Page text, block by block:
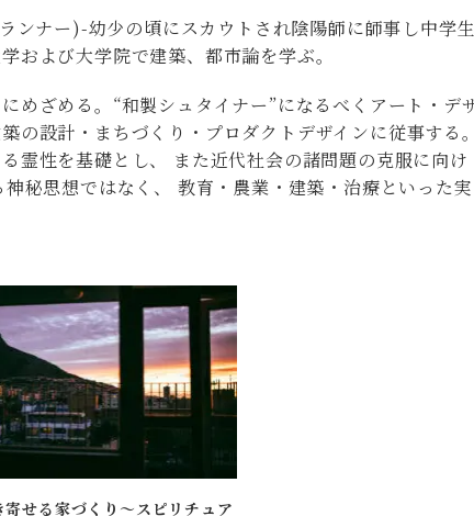
ンナー)-幼少の頃にスカウトされ陰陽師に師事し中学生
および大学院で建築、都市論を学ぶ。
めざめる。“和製シュタイナー”になるべくアート・デ
の設計・まちづくり・プロダクトデザインに従事する。
霊性を基礎とし、 また近代社会の諸問題の克服に向け
秘思想ではなく、 教育・農業・建築・治療といった実
寄せる家づくり～スピリチュア